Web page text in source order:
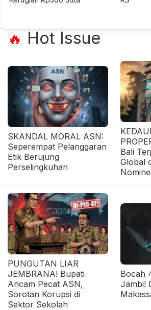
🔥 Hot Issue
SKANDAL MORAL ASN:
Seperempat Pelanggaran
Etik Berujung
Perselingkuhan
Bali
Global
PUNGUTAN LIAR
JEMBRANA! Bupati
Ancam Pecat ASN,
Sorotan Korupsi di
Sektor Sekolah
Bocah
Jambi!